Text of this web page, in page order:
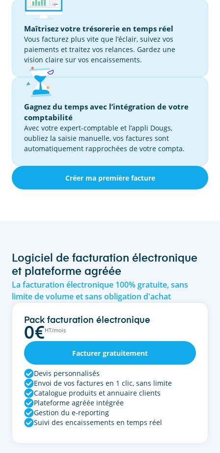
Maîtrisez votre trésorerie en temps réel
Vous facturez plus vite que l’éclair, suivez vos
paiements et traitez vos relances. Gardez une
vision claire sur vos encaissements.
Gagnez du temps avec l’intégration de votre
comptabilité
Avec votre expert-comptable et l’appli Dougs,
oubliez la saisie manuelle, vos factures sont
automatiquement rapprochées de votre compta.
Créer ma première facture
Logiciel de facturation électronique
et plateforme agréée
La facturation électronique 100% gratuite, sans
limite de volume et sans obligation d'achat
Pack facturation électronique
0€HT/mois
Facturer gratuitement
Devis personnalisés
Envoi de vos factures en 1 clic, sans limite
Catalogue produits et annuaire clients
Plateforme agréée intégrée
Gestion du e-reporting
Suivi des encaissements en temps réel